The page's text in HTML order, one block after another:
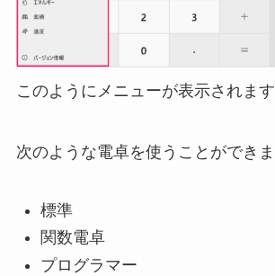
このようにメニューが表示されます
次のような電卓を使うことができま
標準
関数電卓
プログラマー